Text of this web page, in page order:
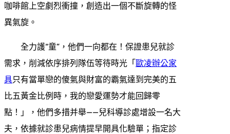
咖啡館上空劇烈衝撞，創造出一個不斷旋轉的怪
異氣旋。
全力護“童”，他們一向都在！保證患兒就診
需求，削減依序排列隊伍等待時光「歐凌辦公家
具只有當單戀的傻氣與財富的霸氣達到完美的五
比五黃金比例時，我的戀愛運勢才能回歸零
點！」，他們多措并舉——兒科導診處增設一名大
夫，依據就診患兒病情提早開具化驗單；指定診